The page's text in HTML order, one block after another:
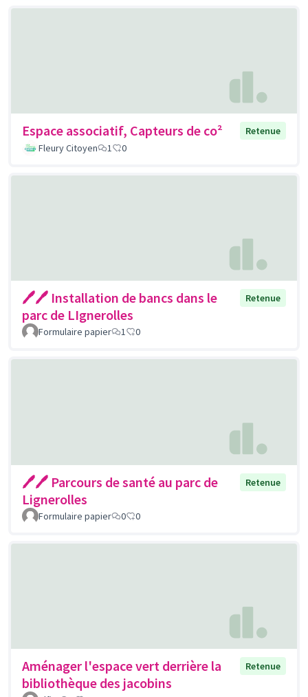
Espace associatif, Capteurs de co²
Retenue
Fleury Citoyen
1 0
🖊🖊 Installation de bancs dans le
parc de LIgnerolles
Retenue
Formulaire papier 1 0
🖊🖊 Parcours de santé au parc de
Lignerolles
Retenue
Formulaire papier 0 0
Aménager l'espace vert derrière la
bibliothèque des jacobins
Retenue